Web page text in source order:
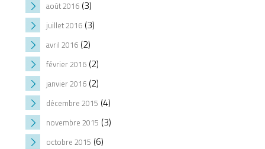
août 2016(3)
juillet 2016(3)
avril 2016(2)
février 2016(2)
janvier 2016(2)
décembre 2015 (4)
novembre 2015 (3)
octobre 2015 (6)